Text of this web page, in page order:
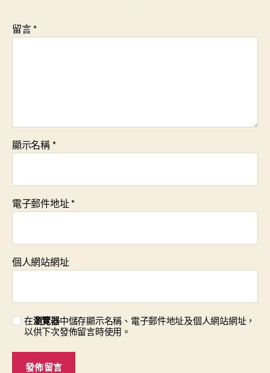
留言*
顯示名稱*
電子郵件地址*
個人網站網址
在瀏覽器中儲存顯示名稱、電子郵件地址及個人網站網址，
以供下次發佈留言時使用。